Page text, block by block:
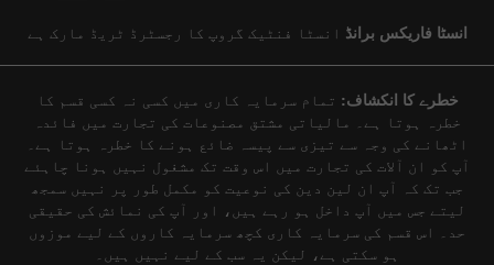
انسٹا فاریکس برانڈ انسٹا فنٹیک گروپ کا رجسٹرڈ ٹریڈ مارک ہے
خطرے کا انکشاف: تمام سرمایہ کاری میں کسی نہ کسی قسم کا
خطرہ ہوتا ہے۔ مالیاتی مشتق مصنوعات کی تجارت میں فائدہ
اٹھانے کی وجہ سے تیزی سے پیسہ ضائع ہونے کا خطرہ ہوتا ہے۔
آپ کو ان آلات کی تجارت میں اس وقت تک مشغول نہیں ہونا چاہئے
جب تک کہ آپ ان لین دین کی نوعیت کو مکمل طور پر نہیں سمجھ
لیتے جس میں آپ داخل ہو رہے ہیں، اور آپ کی نمائش کی حقیقی
حد۔ اس قسم کی سرمایہ کاری کچھ سرمایہ کاروں کے لیے موزوں
ہو سکتی ہے، لیکن یہ سب کے لیے نہیں ہیں۔